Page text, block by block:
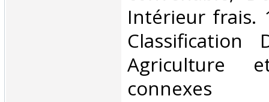
Intérieur frais.
Classification
Agriculture
connexes‎